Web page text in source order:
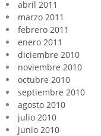
abril 2011
marzo 2011
febrero 2011
enero 2011
diciembre 2010
noviembre 2010
octubre 2010
septiembre 2010
agosto 2010
julio 2010
junio 2010